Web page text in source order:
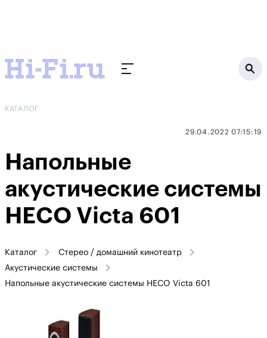
КАТАЛОГ
29.04.2022 07:15:19
Напольные
акустические системы
HECO Victa 601
Каталог
Стерео / домашний кинотеатр
Акустические системы
Напольные акустические системы HECO Victa 601